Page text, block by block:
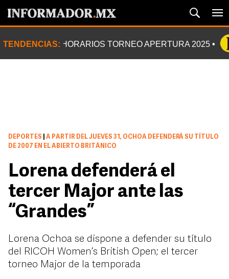
TENDENCIAS: HORARIOS TORNEO APERTURA 2025
DEPORTES
A PARTIR DEL JUEVES 31, OCHOA DEFENDERÁ SU TÍTULO
DE 2007 EN EL ABIERTO BRITÁNICO
Lorena defenderá el
tercer Major ante las
“Grandes”
Lorena Ochoa se dispone a defender su título
del RICOH Women’s British Open; el tercer
torneo Major de la temporada